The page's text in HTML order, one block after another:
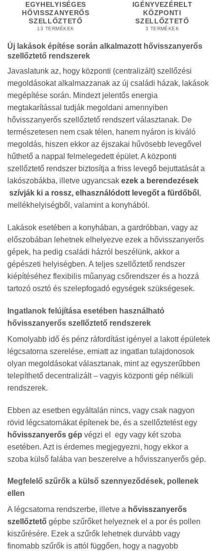
EGYHELYISÉGES
HŐVISSZANYERŐS
SZELLŐZTETŐ
13 TERMÉKEK
IGÉNYVEZÉRELT
KÖZPONTI
SZELLŐZTETŐ
3 TERMÉKEK
Új lakások építése során alkalmazott hővisszanyerős
szellőztető rendszerek
Javaslatunk az, hogy központi (centralizált) szellőzési
megoldásokat alkalmazzanak az új családi házak, lakások
megépítése során. Mindezt jelentős energia
megtakarítással tudják megoldani amennyiben
hővisszanyerős szellőztető rendszert választanak. De
természetesen nem csak télen, hanem nyáron is kiváló
megoldás, hiszen ekkor az éjszakai hűvösebb levegővel
hűthető a nappal felmelegedett épület. A központi
szellőztető rendszer biztosítja a friss levegő bejuttatását a
lakószobákba, illetve ugyancsak ezek a berendezések
szívják ki a rossz, elhasználódott levegőt a fürdőből ,
mellékhelyiségből, valamint a konyhából.
Lakások esetében a konyhában, a gardróbban, vagy az
előszobában lehetnek elhelyezve ezek a hővisszanyerős
gépek, ha pedig családi házról beszélünk, akkor a
gépészeti helyiségben. A teljes szellőztető rendszer
kiépítéséhez flexibilis műanyag csőrendszer és a hozzá
tartozó osztó és szelepfogadó egységek szükségesek.
Ingatlanok felújítása esetében használható
hővisszanyerős szellőztető rendszerek
Komolyabb idő és pénz ráfordítást igényel a lakott épületek
légcsatorna szerelése, emiatt az ingatlan tulajdonosok
olyan megoldásokat választanak, mint az egyszerűbben
telepíthető decentralizált – vagyis központi gép nélküli
rendszerek.
Ebben az esetben egyáltalán nincs, vagy csak nagyon
rövid légcsatornákat építenek be, és a szellőztetést egy
hővisszanyerős gép végzi el egy vagy két szoba
esetében. Azt is érdemes megjegyezni, hogy ekkor a
szoba külső falába van beszerelve a hővisszanyerős gép.
Megfelelő szűrők a külső szennyeződések, pollenek
ellen
A légcsatorna rendszerbe, illetve a hővisszanyerős
szellőztető gépbe szűrőket helyeznek el a por és pollen
kiszűrésére. Ezek a szűrők lehetnek durvább vagy
finomabb szűrők is attól függően, hogy a nagyobb